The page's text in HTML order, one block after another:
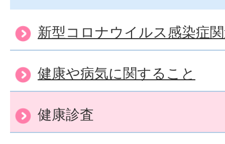
高額療養費の申請手続きな
新型コロナウイルス感染症
健康や病気に関すること
健康診査